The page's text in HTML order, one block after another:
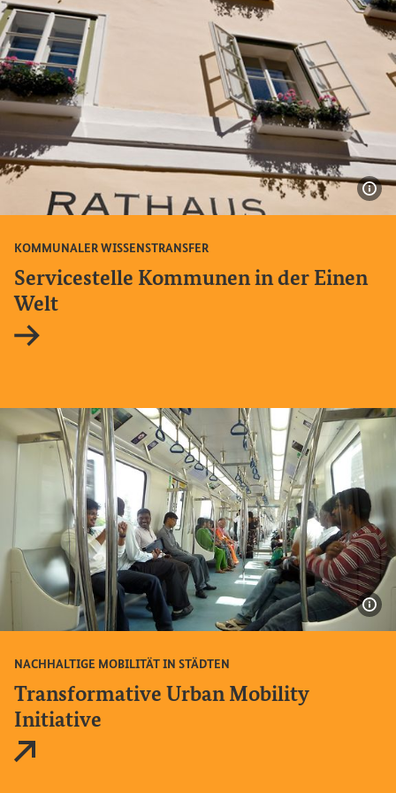
KOMMUNALER WISSENSTRANSFER
Servicestelle Kommunen in der Einen
Welt
NACHHALTIGE MOBILITÄT IN STÄDTEN
Transformative Urban Mobility
Initiative